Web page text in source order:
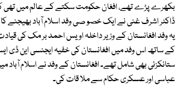
بکھرے پڑے تھے، افغان حکومت سکتے کے عالم میں تھی
یہ وفد افغانستان کے وزیر داخلہ اویس احمد بر مک کی
کے ساتھ اس وفد میں افغانستان کی خفیہ ایجنسی این ڈی
ستانکزئی بھی شامل تھے۔ افغانستان کے وفد نے اسلام آباد
عباسی اور عسکری حکام سے ملا قات کی۔